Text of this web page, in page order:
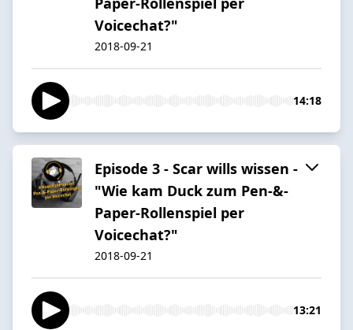
Voicechat?"
2018-09-21
14:18
Episode 3 - Scar wills wissen -
"Wie kam Duck zum Pen-&-
Paper-Rollenspiel per
Voicechat?"
2018-09-21
13:21